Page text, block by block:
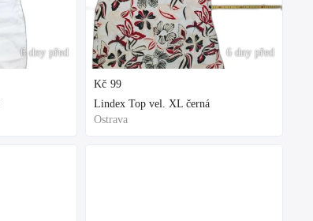
6 dny před 6 dny před
Kč 99
Lindex Top vel. XL černá
Ostrava